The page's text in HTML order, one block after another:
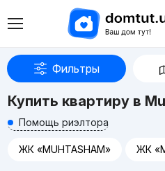
Фильтры
Купить квартиру в
Помощь риэлтора
ЖК «MUHTASHAM» ЖК